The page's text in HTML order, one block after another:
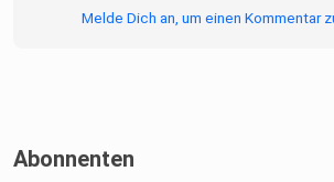
Melde Dich an, um einen Kommentar
Abonnenten